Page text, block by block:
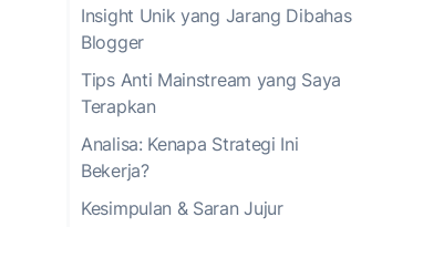
Insight Unik yang Jarang Dibahas
Blogger
Tips Anti Mainstream yang Saya
Terapkan
Analisa: Kenapa Strategi Ini
Bekerja?
Kesimpulan & Saran Jujur